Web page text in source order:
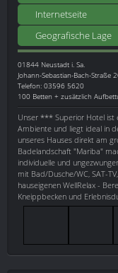
Internetseite
Geografische Lage
01844 Neustadt i. Sa.
Johann-Sebastian-Bach-Straße
Telefon: 03596 5620
100 Betten + zusätzlich
Unser *** Superior Hotel ist
Ambiente und liegt ideal in
unseres Hauses direkt am
Badelandschaft "Mariba"
individuelle und
mit Bad/Dusche/WC, SAT-
hauseigenen WellRelax -
Kneippbecken und